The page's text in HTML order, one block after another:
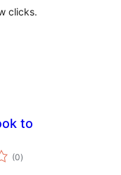
clicks.
to
(0total
ratings
)